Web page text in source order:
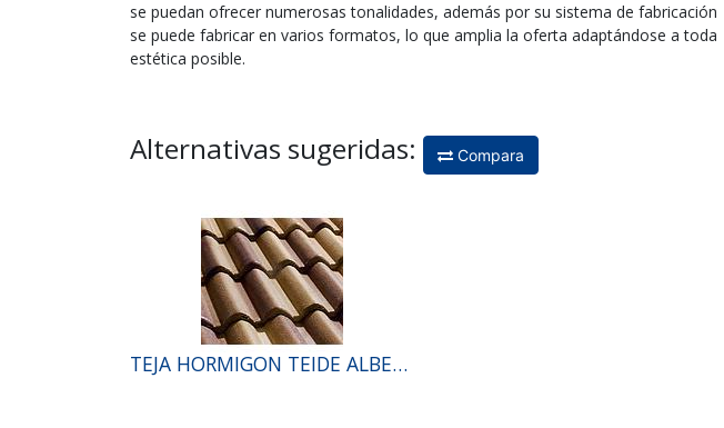
se puedan ofrecer numerosas tonalidades, además por su sistema de fabricación
se puede fabricar en varios formatos, lo que amplia la oferta adaptándose a toda
estética posible.
Alternativas sugeridas: Compara
TEJA HORMIGON TEIDE ALBERO